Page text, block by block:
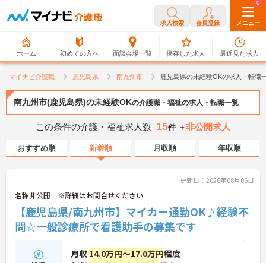
求人検索 会員登録 メニュー
ホーム 初めての方へ 面談会場一覧
0
保存した求人
0
最近見た求人
マイナビ介護職 鹿児島県 南九州市 鹿児島県の未経験OKの求人・転職
南九州市(鹿児島県)の未経験OKの介護職・福祉の求人・転職一覧
この条件の介護・福祉求人数 15件 ＋非公開求人
おすすめ順 新着順 月収順 年収順
更新日：2026年08月06日
名称非公開 ※詳細はお問合せください
【鹿児島県/南九州市】マイカー通勤OK♪経験不
問☆一般診療所で看護助手の募集です
月収 14.0万円～17.0万円程度